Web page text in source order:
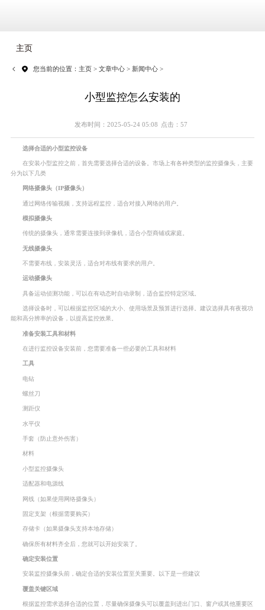
主页
您当前的位置： 主页> 文章中心> 新闻中心>
小型监控怎么安装的
发布时间：2025-05-24 05:08 点击：57
选择合适的小型监控设备
在安装小型监控之前，首先需要选择合适的设备。市场上有各种类型的监控摄像头，主要
分为以下几类
网络摄像头（IP摄像头）
通过网络传输视频，支持远程监控，适合对接入网络的用户。
模拟摄像头
传统的摄像头，通常需要连接到录像机，适合小型商铺或家庭。
无线摄像头
不需要布线，安装灵活，适合对布线有要求的用户。
运动摄像头
具备运动侦测功能，可以在有动态时自动录制，适合监控特定区域。
选择设备时，可以根据监控区域的大小、使用场景及预算进行选择。建议选择具有夜视功
能和高分辨率的设备，以提高监控效果。
准备安装工具和材料
在进行监控设备安装前，您需要准备一些必要的工具和材料
工具
电钻
螺丝刀
测距仪
水平仪
手套（防止意外伤害）
材料
小型监控摄像头
适配器和电源线
网线（如果使用网络摄像头）
固定支架（根据需要购买）
存储卡（如果摄像头支持本地存储）
确保所有材料齐全后，您就可以开始安装了。
确定安装位置
安装监控摄像头前，确定合适的安装位置至关重要。以下是一些建议
覆盖关键区域
根据监控需求选择合适的位置，尽量确保摄像头可以覆盖到进出门口、窗户或其他重要区